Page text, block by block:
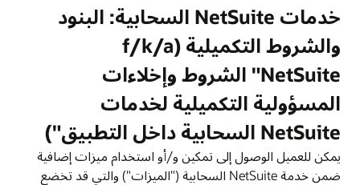
خدمات NetSuite السحابية: البنود
والشروط التكميلية (f/k/a
"NetSuite الشروط وإخلاءات
المسؤولية التكميلية لخدمات
NetSuite السحابية داخل التطبيق")
يمكن للعميل الوصول إلى تمكين و/أو استخدام ميزات إضافية
ضمن خدمة NetSuite السحابية ("الميزات") والتي قد تخضع